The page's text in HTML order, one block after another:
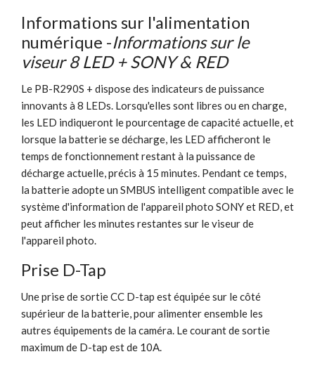
Informations sur l'alimentation
numérique -Informations sur le
viseur 8 LED + SONY & RED
Le PB-R290S + dispose des indicateurs de puissance
innovants à 8 LEDs. Lorsqu'elles sont libres ou en charge,
les LED indiqueront le pourcentage de capacité actuelle, et
lorsque la batterie se décharge, les LED afficheront le
temps de fonctionnement restant à la puissance de
décharge actuelle, précis à 15 minutes. Pendant ce temps,
la batterie adopte un SMBUS intelligent compatible avec le
système d'information de l'appareil photo SONY et RED, et
peut afficher les minutes restantes sur le viseur de
l'appareil photo.
Prise D-Tap
Une prise de sortie CC D-tap est équipée sur le côté
supérieur de la batterie, pour alimenter ensemble les
autres équipements de la caméra. Le courant de sortie
maximum de D-tap est de 10A.